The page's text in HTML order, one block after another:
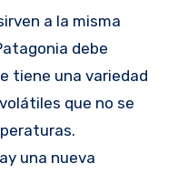
a la misma
debe
tiene una variedad
que no se
una nueva